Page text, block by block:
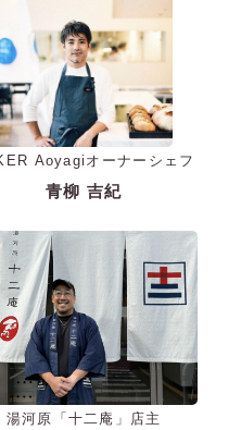
Aoyagiオーナーシェフ
青柳 吉紀
湯河原「十二庵」店主